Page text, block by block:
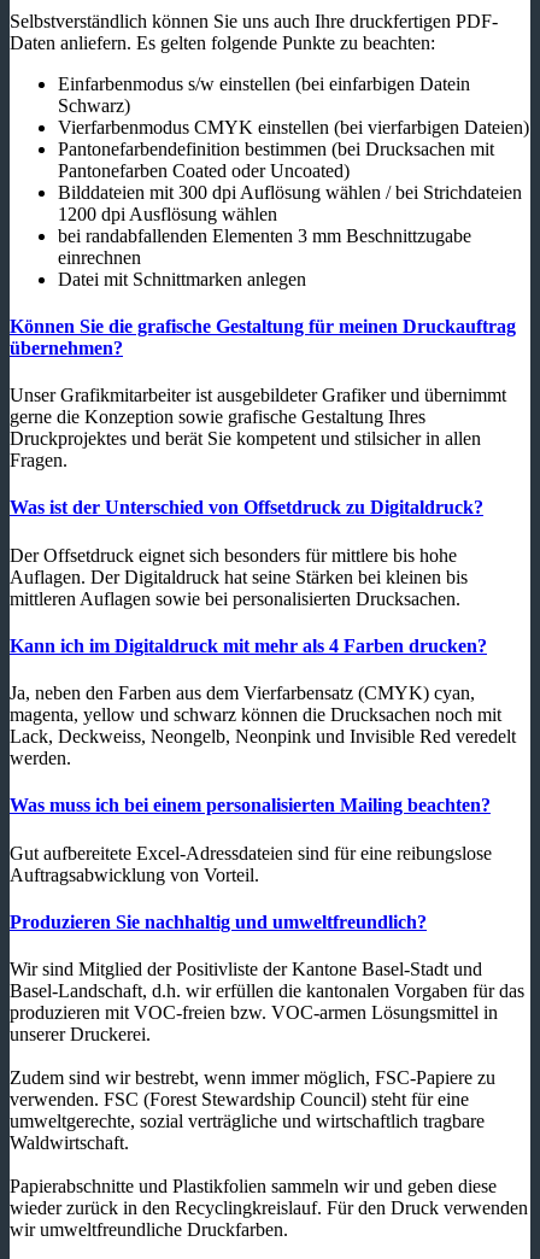
Selbstverständlich können Sie uns auch Ihre druckfertigen PDF-
Daten anliefern. Es gelten folgende Punkte zu beachten:
Einfarbenmodus s/w einstellen (bei einfarbigen Datein
Schwarz)
Vierfarbenmodus CMYK einstellen (bei vierfarbigen Dateien)
Pantonefarbendefinition bestimmen (bei Drucksachen mit
Pantonefarben Coated oder Uncoated)
Bilddateien mit 300 dpi Auflösung wählen / bei Strichdateien
1200 dpi Ausflösung wählen
bei randabfallenden Elementen 3 mm Beschnittzugabe
einrechnen
Datei mit Schnittmarken anlegen
Können Sie die grafische Gestaltung für meinen Druckauftrag
übernehmen?
Unser Grafikmitarbeiter ist ausgebildeter Grafiker und übernimmt
gerne die Konzeption sowie grafische Gestaltung Ihres
Druckprojektes und berät Sie kompetent und stilsicher in allen
Fragen.
Was ist der Unterschied von Offsetdruck zu Digitaldruck?
Der Offsetdruck eignet sich besonders für mittlere bis hohe
Auflagen. Der Digitaldruck hat seine Stärken bei kleinen bis
mittleren Auflagen sowie bei personalisierten Drucksachen.
Kann ich im Digitaldruck mit mehr als 4 Farben drucken?
Ja, neben den Farben aus dem Vierfarbensatz (CMYK) cyan,
magenta, yellow und schwarz können die Drucksachen noch mit
Lack, Deckweiss, Neongelb, Neonpink und Invisible Red veredelt
werden.
Was muss ich bei einem personalisierten Mailing beachten?
Gut aufbereitete Excel-Adressdateien sind für eine reibungslose
Auftragsabwicklung von Vorteil.
Produzieren Sie nachhaltig und umweltfreundlich?
Wir sind Mitglied der Positivliste der Kantone Basel-Stadt und
Basel-Landschaft, d.h. wir erfüllen die kantonalen Vorgaben für das
produzieren mit VOC-freien bzw. VOC-armen Lösungsmittel in
unserer Druckerei.
Zudem sind wir bestrebt, wenn immer möglich, FSC-Papiere zu
verwenden. FSC (Forest Stewardship Council) steht für eine
umweltgerechte, sozial verträgliche und wirtschaftlich tragbare
Waldwirtschaft.
Papierabschnitte und Plastikfolien sammeln wir und geben diese
wieder zurück in den Recyclingkreislauf. Für den Druck verwenden
wir umweltfreundliche Druckfarben.